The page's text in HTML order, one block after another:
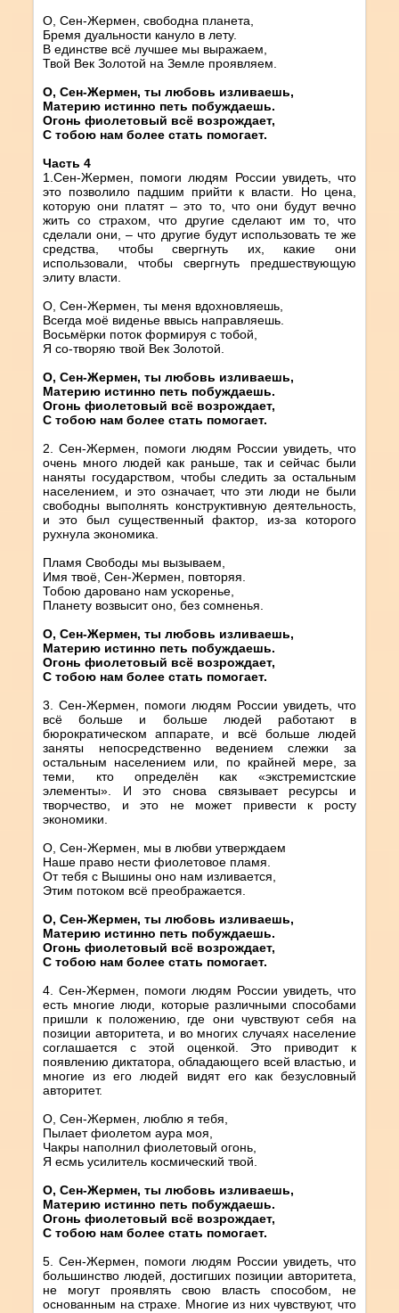
О, Сен-Жермен, свободна планета,
Бремя дуальности кануло в лету.
В единстве всё лучшее мы выражаем,
Твой Век Золотой на Земле проявляем.
О, Сен-Жермен, ты любовь изливаешь,
Материю истинно петь побуждаешь.
Огонь фиолетовый всё возрождает,
С тобою нам более стать помогает.
Часть 4
1.Сен-Жермен, помоги людям России увидеть, что
это позволило падшим прийти к власти. Но цена,
которую они платят – это то, что они будут вечно
жить со страхом, что другие сделают им то, что
сделали они, – что другие будут использовать те же
средства, чтобы свергнуть их, какие они
использовали, чтобы свергнуть предшествующую
элиту власти.
О, Сен-Жермен, ты меня вдохновляешь,
Всегда моё виденье ввысь направляешь.
Восьмёрки поток формируя с тобой,
Я со-творяю твой Век Золотой.
О, Сен-Жермен, ты любовь изливаешь,
Материю истинно петь побуждаешь.
Огонь фиолетовый всё возрождает,
С тобою нам более стать помогает.
2. Сен-Жермен, помоги людям России увидеть, что
очень много людей как раньше, так и сейчас были
наняты государством, чтобы следить за остальным
населением, и это означает, что эти люди не были
свободны выполнять конструктивную деятельность,
и это был существенный фактор, из-за которого
рухнула экономика.
Пламя Свободы мы вызываем,
Имя твоё, Сен-Жермен, повторяя.
Тобою даровано нам ускоренье,
Планету возвысит оно, без сомненья.
О, Сен-Жермен, ты любовь изливаешь,
Материю истинно петь побуждаешь.
Огонь фиолетовый всё возрождает,
С тобою нам более стать помогает.
3. Сен-Жермен, помоги людям России увидеть, что
всё больше и больше людей работают в
бюрократическом аппарате, и всё больше людей
заняты непосредственно ведением слежки за
остальным населением или, по крайней мере, за
теми, кто определён как «экстремистские
элементы». И это снова связывает ресурсы и
творчество, и это не может привести к росту
экономики.
О, Сен-Жермен, мы в любви утверждаем
Наше право нести фиолетовое пламя.
От тебя с Вышины оно нам изливается,
Этим потоком всё преображается.
О, Сен-Жермен, ты любовь изливаешь,
Материю истинно петь побуждаешь.
Огонь фиолетовый всё возрождает,
С тобою нам более стать помогает.
4. Сен-Жермен, помоги людям России увидеть, что
есть многие люди, которые различными способами
пришли к положению, где они чувствуют себя на
позиции авторитета, и во многих случаях население
соглашается с этой оценкой. Это приводит к
появлению диктатора, обладающего всей властью, и
многие из его людей видят его как безусловный
авторитет.
О, Сен-Жермен, люблю я тебя,
Пылает фиолетом аура моя,
Чакры наполнил фиолетовый огонь,
Я есмь усилитель космический твой.
О, Сен-Жермен, ты любовь изливаешь,
Материю истинно петь побуждаешь.
Огонь фиолетовый всё возрождает,
С тобою нам более стать помогает.
5. Сен-Жермен, помоги людям России увидеть, что
большинство людей, достигших позиции авторитета,
не могут проявлять свою власть способом, не
основанным на страхе. Многие из них чувствуют, что